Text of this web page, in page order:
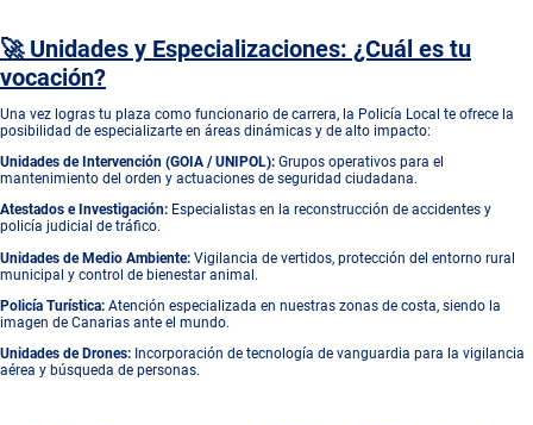
🚀 Unidades y Especializaciones: ¿Cuál es tu
vocación?
Una vez logras tu plaza como funcionario de carrera, la Policía Local te ofrece la
posibilidad de especializarte en áreas dinámicas y de alto impacto:
Unidades de Intervención (GOIA / UNIPOL): Grupos operativos para el
mantenimiento del orden y actuaciones de seguridad ciudadana.
Atestados e Investigación: Especialistas en la reconstrucción de accidentes y
policía judicial de tráfico.
Unidades de Medio Ambiente: Vigilancia de vertidos, protección del entorno rural
municipal y control de bienestar animal.
Policía Turística: Atención especializada en nuestras zonas de costa, siendo la
imagen de Canarias ante el mundo.
Unidades de Drones: Incorporación de tecnología de vanguardia para la vigilancia
aérea y búsqueda de personas.